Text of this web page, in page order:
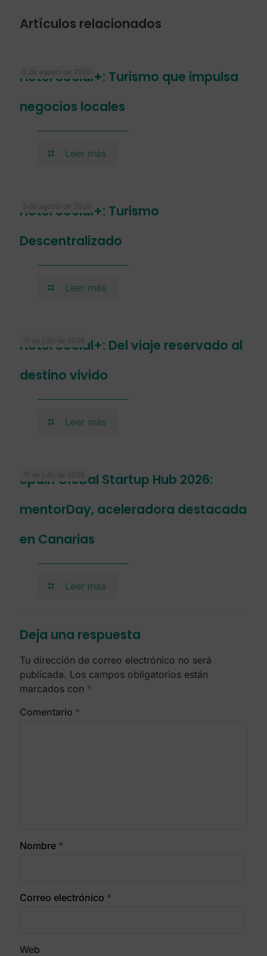
Artículos relacionados
5 de agosto de 2026
Hotel Social+: Turismo que impulsa
negocios locales
Leer más
5 de agosto de 2026
Hotel Social+: Turismo
Descentralizado
Leer más
31 de julio de 2026
Hotel Social+: Del viaje reservado al
destino vivido
Leer más
31 de julio de 2026
Spain Global Startup Hub 2026:
mentorDay, aceleradora destacada
en Canarias
Leer más
Deja una respuesta
Tu dirección de correo electrónico no será
publicada. Los campos obligatorios están
marcados con *
Comentario *
Nombre *
Correo electrónico *
Web